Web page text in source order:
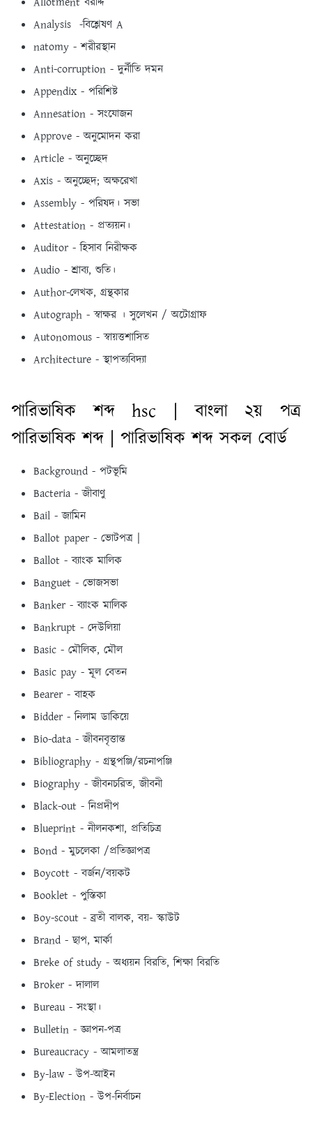
Analysis -বিশ্লেষণ A
natomy - শরীরস্থান
Anti-corruption - দুর্নীতি দমন
Appendix - পরিশিষ্ট
Annesation - সংযোজন
Approve - অনুমোদন করা
Article - অনুচ্ছেদ
Axis - অনুচ্ছেদ; অক্ষরেখা
Assembly - পরিষদ। সভা
Attestation - প্রত্যয়ন।
Auditor - হিসাব নিরীক্ষক
Audio - শ্রাব্য, শুতি।
Author-লেখক, গ্রন্থকার
Autograph - স্বাক্ষর । সুলেখন / অটোগ্রাফ
Autonomous - স্বায়ত্তশাসিত
Architecture - স্থাপত্যবিদ্যা
পারিভাষিক শব্দ hsc | বাংলা ২য় পত্র
পারিভাষিক শব্দ | পারিভাষিক শব্দ সকল বোর্ড
Background - পটভূমি
Bacteria - জীবাণু
Bail - জামিন
Ballot paper - ভােটপত্র |
Ballot - ব্যাংক মালিক
Banguet - ভােজসভা
Banker - ব্যাংক মালিক
Bankrupt - দেউলিয়া
Basic - মৌলিক, মৌল
Basic pay - মূল বেতন
Bearer - বাহক
Bidder - নিলাম ডাকিয়ে
Bio-data - জীবনবৃত্তান্ত
Bibliography - গ্রন্থপঞ্জি/রচনাপঞ্জি
Biography - জীবনচরিত, জীবনী
Black-out - নিপ্রদীপ
Blueprint - নীলনকশা, প্রতিচিত্র
Bond - মুচলেকা /প্রতিজ্ঞাপত্র
Boycott - বর্জন/বয়কট
Booklet - পুস্তিকা
Boy-scout - ব্ৰতী বালক, বয়- স্কাউট
Brand - ছাপ, মার্কা
Breke of study - অধ্যয়ন বিরতি, শিক্ষা বিরতি
Broker - দালাল
Bureau - সংস্থা।
Bulletin - জ্ঞাপন-পত্র
Bureaucracy - আমলাতন্ত্র
By-law - উপ-আইন
By-Election - উপ-নির্বাচন